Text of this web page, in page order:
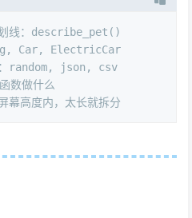
线：describe_pet()
Car, ElectricCar
：random, json, csv
数做什么
幕高度内，太长就拆分